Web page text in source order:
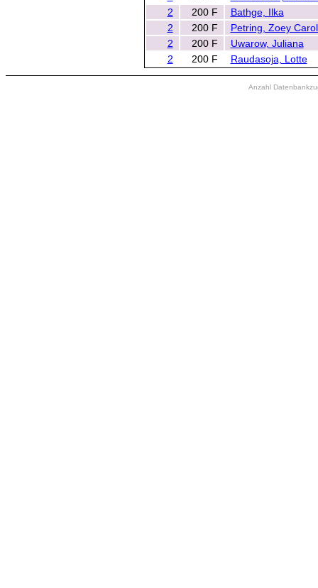
2
200 F
Bathge, Ilka
2
200 F
Petring, Zoey
2
200 F
Uwarow, Juliana
2
200 F Raudasoja, Lotte
Anzahl